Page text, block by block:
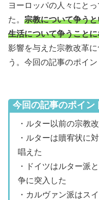
ヨーロッパの人々にと
た。 宗教について争う
生活について争うこと
影響を与えた宗教改革
う。今回の記事のポイン
今回の記事のポイン
・ルター以前の宗教
・ルターは贖宥状に
唱えた
・ドイツはルター派
争に突入した
・カルヴァン派はス